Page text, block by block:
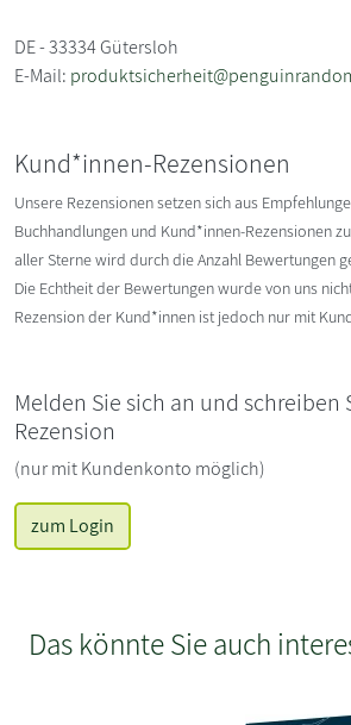
DE - 33334 Gütersloh
E-Mail:
Kund*innen-Rezensionen
Unsere Rezensionen setzen sich aus
Buchhandlungen und Kund*innen-Rezensionen
aller Sterne wird durch die Anzahl Bewertungen
Die Echtheit der Bewertungen wurde von uns
Rezension der Kund*innen ist jedoch nur mit
Melden Sie sich an und schreiben
Rezension
(nur mit Kundenkonto möglich)
zum Login
Das könnte Sie auch